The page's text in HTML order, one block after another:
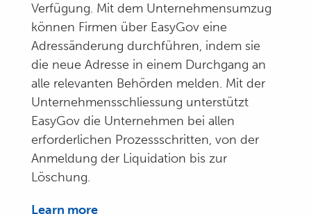
Verfügung. Mit dem Unternehmensumzug
können Firmen über EasyGov eine
Adressänderung durchführen, indem sie
die neue Adresse in einem Durchgang an
alle relevanten Behörden melden. Mit der
Unternehmensschliessung unterstützt
EasyGov die Unternehmen bei allen
erforderlichen Prozessschritten, von der
Anmeldung der Liquidation bis zur
Löschung.
Learn more